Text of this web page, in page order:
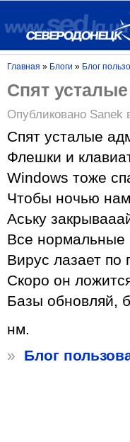
Главная » Блоги » Блог
Спят
Опубликовано Sanek
Спят усталые
Флешки и
Windows тоже
Чтобы ночью
Аську
Все нормальные
Вирус лазает по
Скоро он
Базы обновляй,
нм.
»
Блог